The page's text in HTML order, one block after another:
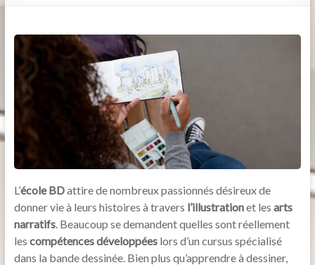
L’école BDattire de nombreux passionnés désireux de
donner vie à leurs histoires à travers l’illustrationet les arts
narratifs. Beaucoup se demandent quelles sont réellement
les compétences développéeslors d’un cursus spécialisé
dans la bande dessinée. Bien plus qu’apprendre à dessiner,